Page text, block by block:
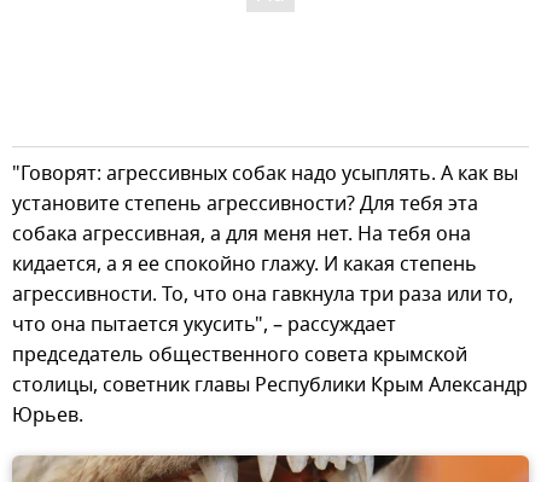
"Говорят: агрессивных собак надо усыплять. А как вы
установите степень агрессивности? Для тебя эта
собака агрессивная, а для меня нет. На тебя она
кидается, а я ее спокойно глажу. И какая степень
агрессивности. То, что она гавкнула три раза или то,
что она пытается укусить", – рассуждает
председатель общественного совета крымской
столицы, советник главы Республики Крым Александр
Юрьев.